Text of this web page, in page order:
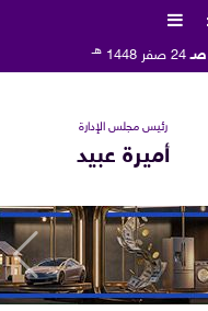
24 صفر 1448 هـ
رئيس مجلس الإدارة
أميرة عبيد